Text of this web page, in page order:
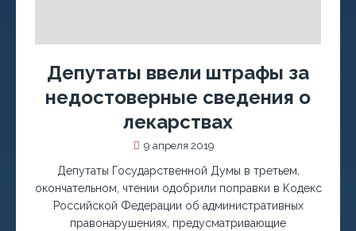
Депутаты ввели штрафы за
недостоверные сведения о
лекарствах
9 апреля 2019
Депутаты Государственной Думы в третьем,
окончательном, чтении одобрили поправки в Кодекс
Российской Федерации об административных
правонарушениях, предусматривающие